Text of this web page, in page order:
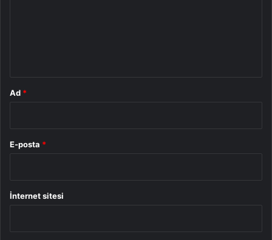
Ad *
E-posta *
İnternet sitesi